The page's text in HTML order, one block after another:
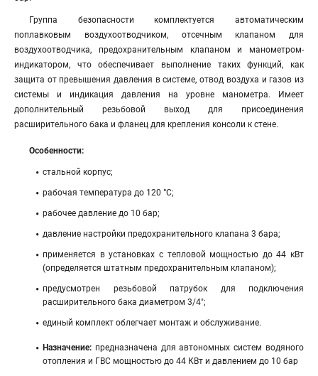
Группа безопасности комплектуется автоматическим
поплавковым воздухоотводчиком, отсечным клапаном для
воздухоотводчика, предохранительным клапаном и манометром-
индикатором, что обеспечивает выполнение таких функций, как
защита от превышения давления в системе, отвод воздуха и газов из
системы и индикация давления на уровне манометра. Имеет
дополнительный резьбовой выход для присоединения
расширительного бака и фланец для крепления консоли к стене.
Особенности:
стальной корпус;
рабочая температура до 120 °C;
рабочее давление до 10 бар;
давление настройки предохранительного клапана 3 бара;
применяется в установках с тепловой мощностью до 44 кВт
(определяется штатным предохранительным клапаном);
предусмотрен резьбовой патрубок для подключения
расширительного бака диаметром 3/4";
единый комплект облегчает монтаж и обслуживание.
Назначение: предназначена для автономных систем водяного
отопления и ГВС мощностью до 44 КВт и давлением до 10 бар